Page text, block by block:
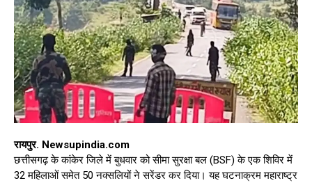
रायपुर. Newsupindia.com
छत्तीसगढ़ के कांकेर जिले में बुधवार को सीमा सुरक्षा बल (BSF) के एक शिविर में
32 महिलाओं समेत 50 नक्सलियों ने सरेंडर कर दिया। यह घटनाक्रम महाराष्ट्र